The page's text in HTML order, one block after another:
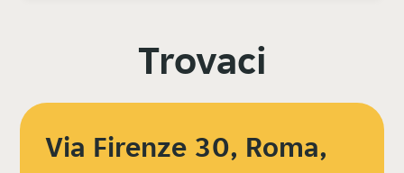
Trovaci
Via Firenze 30, Roma,